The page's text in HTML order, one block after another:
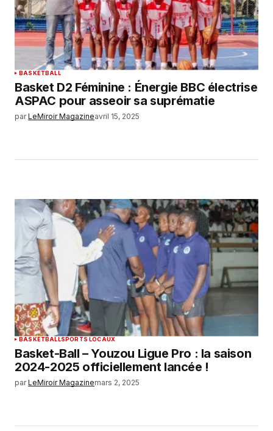
BASKETBALL
Basket D2 Féminine : Énergie BBC électrise
ASPAC pour asseoir sa suprématie
par LeMiroir Magazineavril 15, 2025
BASKETBALLSPORTS LOCAUX
Basket-Ball – Youzou Ligue Pro : la saison
2024-2025 officiellement lancée ! ‎
par LeMiroir Magazinemars 2, 2025